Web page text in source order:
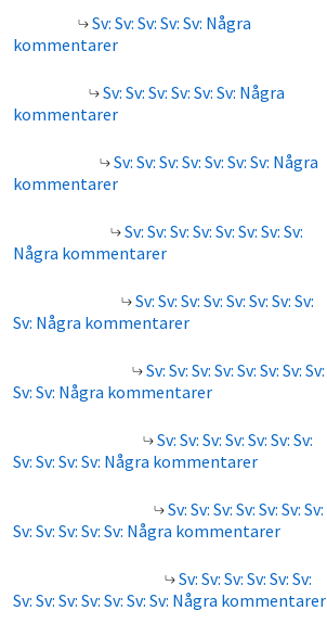
Sv: Sv: Sv: Sv: Sv: Några
kommentarer
Sv: Sv: Sv: Sv: Sv: Sv: Några
kommentarer
Sv: Sv: Sv: Sv: Sv: Sv: Sv: Några
kommentarer
Sv: Sv: Sv: Sv: Sv: Sv: Sv: Sv:
Några kommentarer
Sv: Sv: Sv: Sv: Sv: Sv: Sv: Sv:
Sv: Några kommentarer
Sv: Sv: Sv: Sv: Sv: Sv: Sv: Sv:
Sv: Sv: Några kommentarer
Sv: Sv: Sv: Sv: Sv: Sv: Sv:
Sv: Sv: Sv: Sv: Några kommentarer
Sv: Sv: Sv: Sv: Sv: Sv: Sv:
Sv: Sv: Sv: Sv: Sv: Några kommentarer
Sv: Sv: Sv: Sv: Sv: Sv:
Sv: Sv: Sv: Sv: Sv: Sv: Sv: Några kommentarer